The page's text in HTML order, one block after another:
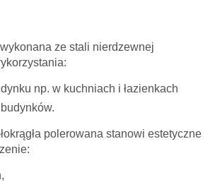
wykonana ze stali nierdzewnej
np. w kuchniach i łazienkach
polerowana stanowi estetyczne